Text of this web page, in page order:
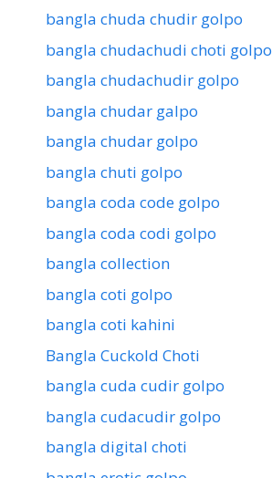
bangla chuda chudir golpo
bangla chudachudi choti golpo
bangla chudachudir golpo
bangla chudar galpo
bangla chudar golpo
bangla chuti golpo
bangla coda code golpo
bangla coda codi golpo
bangla collection
bangla coti golpo
bangla coti kahini
Bangla Cuckold Choti
bangla cuda cudir golpo
bangla cudacudir golpo
bangla digital choti